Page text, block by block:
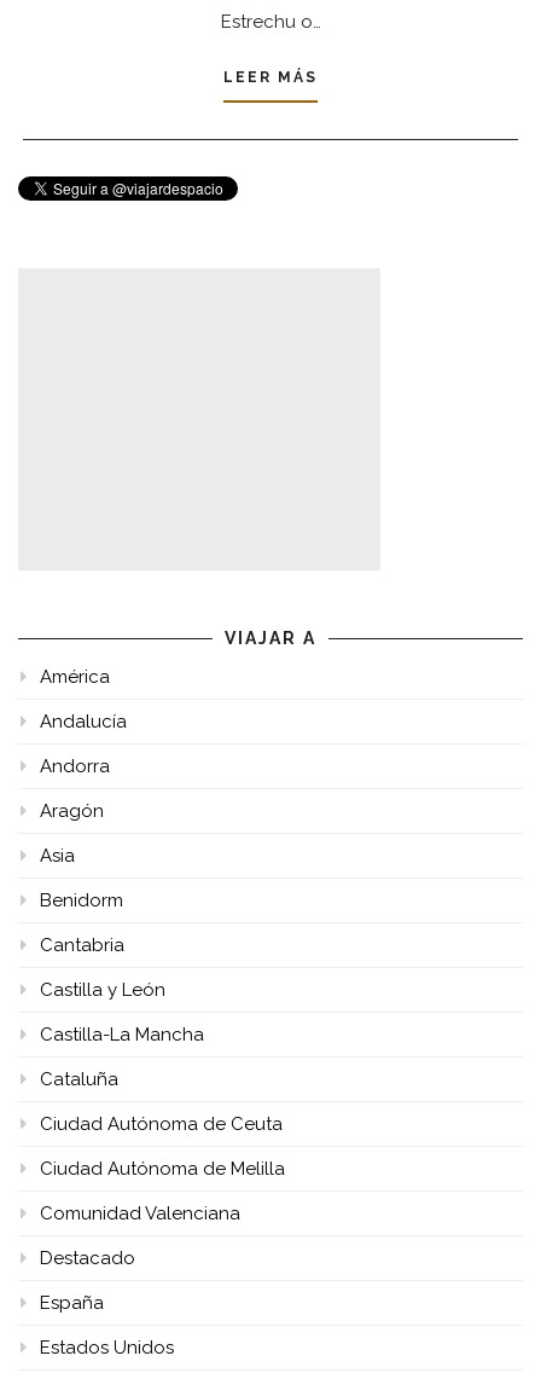
Estrechu o…
LEER MÁS
VIAJAR A
América
Andalucía
Andorra
Aragón
Asia
Benidorm
Cantabria
Castilla y León
Castilla-La Mancha
Cataluña
Ciudad Autónoma de Ceuta
Ciudad Autónoma de Melilla
Comunidad Valenciana
Destacado
España
Estados Unidos